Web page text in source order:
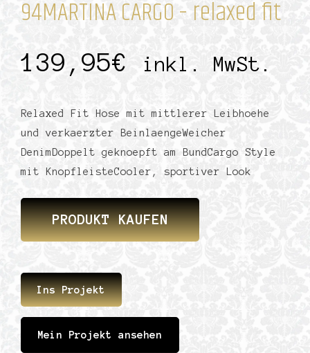
94MARTINA CARGO – relaxed fit
139,95€ inkl. MwSt.
Relaxed Fit Hose mit mittlerer Leibhoehe
und verkaerzter BeinlaengeWeicher
DenimDoppelt geknoepft am BundCargo Style
mit KnopfleisteCooler, sportiver Look
PRODUKT KAUFEN
Ins Projekt
Mein Projekt ansehen